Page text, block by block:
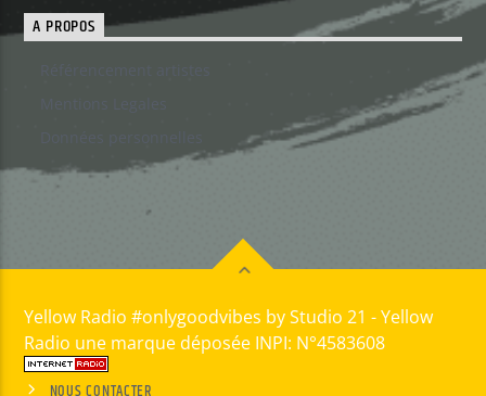
A PROPOS
Yellow Radio #onlygoodvibes by Studio 21 - Yellow
Radio une marque déposée INPI: N°4583608